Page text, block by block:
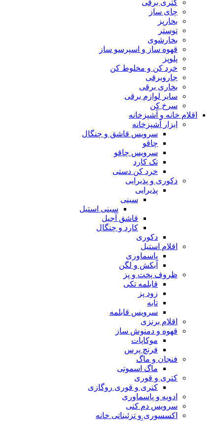
کتری برقی
چای ساز
بخارپز
توستر
بخارشوی
قهوه ساز و اسپرسو ساز
پلوپز
خرد کن و مخلوط کن
جاروبرقی
بخاری برقی
سایر لوازم برقی
سرخ کن
اقلام خانه و آشپزخانه
ابزار آشپزخانه
سرویس قاشق و چنگال
چاقو
سرویس چاقو
تک کارد
خرد کن دستی
دکوری و پذیرایی
پذیرایی
سینی
سینی استیل
قاشق آجیل
کارد و چنگال
دکوری
اقلام استیل
پاسماوری
آبکش و لگن
ظروف پخت و پز
قابلمه تکی
زود پز
تابه
سرویس قابلمه
اقلام برنزی
قهوه و دمنوش ساز
موکاپات
فرنچ پرس
فنجان و ماگ
ماگ اسموتی
کتری و قوری
کتری و قوری روگازی
ادویه و پاسماوری
سرویس دم کنی
اکسسوری و تزئیناتی خانه